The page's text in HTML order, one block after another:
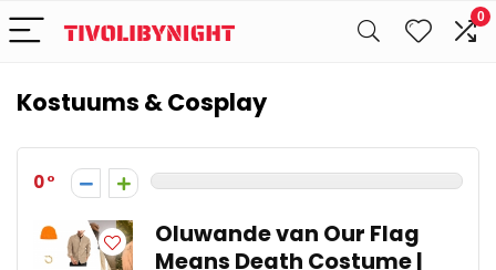
0
Kostuums & Cosplay
0
Oluwande van Our Flag
Means Death Costume |